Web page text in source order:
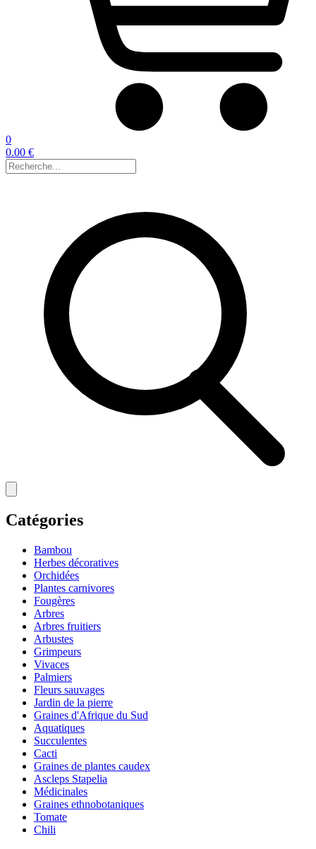
0
0.00 €
Catégories
Bambou
Herbes décoratives
Orchidées
Plantes carnivores
Fougères
Arbres
Arbres fruitiers
Arbustes
Grimpeurs
Vivaces
Palmiers
Fleurs sauvages
Jardin de la pierre
Graines d'Afrique du Sud
Aquatiques
Succulentes
Cacti
Graines de plantes caudex
Ascleps Stapelia
Médicinales
Graines ethnobotaniques
Tomate
Chili